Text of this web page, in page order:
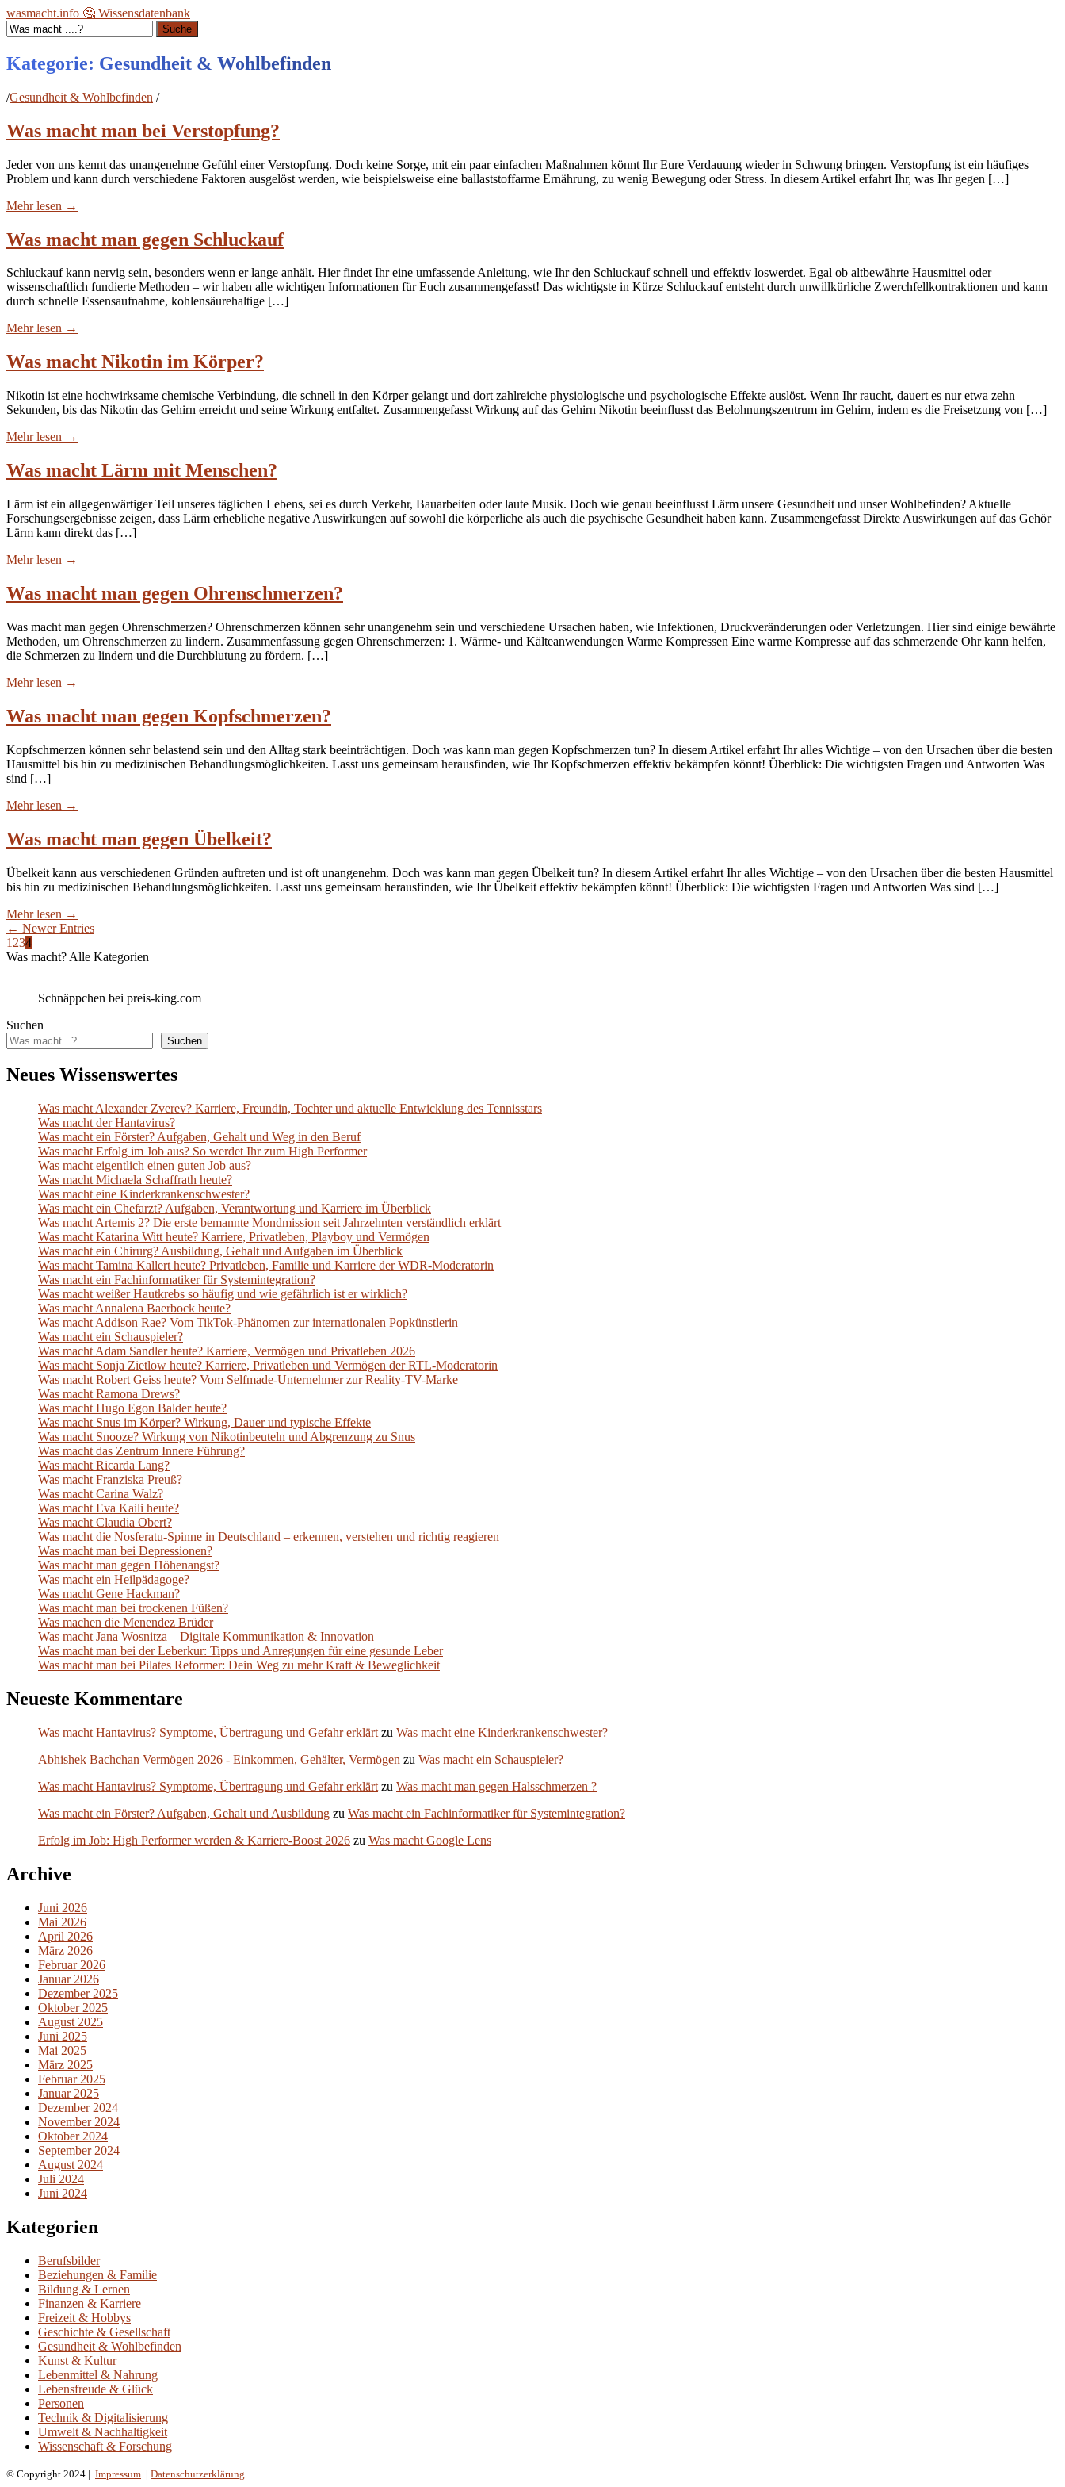
wasmacht.info 🤔 Wissensdatenbank
Suche
Kategorie: Gesundheit & Wohlbefinden
/Gesundheit & Wohlbefinden /
Was macht man bei Verstopfung?
Jeder von uns kennt das unangenehme Gefühl einer Verstopfung. Doch keine Sorge, mit ein paar einfachen Maßnahmen könnt Ihr Eure Verdauung wieder in Schwung bringen. Verstopfung ist ein häufiges
Problem und kann durch verschiedene Faktoren ausgelöst werden, wie beispielsweise eine ballaststoffarme Ernährung, zu wenig Bewegung oder Stress. In diesem Artikel erfahrt Ihr, was Ihr gegen […]
Mehr lesen →
Was macht man gegen Schluckauf
Schluckauf kann nervig sein, besonders wenn er lange anhält. Hier findet Ihr eine umfassende Anleitung, wie Ihr den Schluckauf schnell und effektiv loswerdet. Egal ob altbewährte Hausmittel oder
wissenschaftlich fundierte Methoden – wir haben alle wichtigen Informationen für Euch zusammengefasst! Das wichtigste in Kürze Schluckauf entsteht durch unwillkürliche Zwerchfellkontraktionen und kann
durch schnelle Essensaufnahme, kohlensäurehaltige […]
Mehr lesen →
Was macht Nikotin im Körper?
Nikotin ist eine hochwirksame chemische Verbindung, die schnell in den Körper gelangt und dort zahlreiche physiologische und psychologische Effekte auslöst. Wenn Ihr raucht, dauert es nur etwa zehn
Sekunden, bis das Nikotin das Gehirn erreicht und seine Wirkung entfaltet. Zusammengefasst Wirkung auf das Gehirn Nikotin beeinflusst das Belohnungszentrum im Gehirn, indem es die Freisetzung von […]
Mehr lesen →
Was macht Lärm mit Menschen?
Lärm ist ein allgegenwärtiger Teil unseres täglichen Lebens, sei es durch Verkehr, Bauarbeiten oder laute Musik. Doch wie genau beeinflusst Lärm unsere Gesundheit und unser Wohlbefinden? Aktuelle
Forschungsergebnisse zeigen, dass Lärm erhebliche negative Auswirkungen auf sowohl die körperliche als auch die psychische Gesundheit haben kann. Zusammengefasst Direkte Auswirkungen auf das Gehör
Lärm kann direkt das […]
Mehr lesen →
Was macht man gegen Ohrenschmerzen?
Was macht man gegen Ohrenschmerzen? Ohrenschmerzen können sehr unangenehm sein und verschiedene Ursachen haben, wie Infektionen, Druckveränderungen oder Verletzungen. Hier sind einige bewährte
Methoden, um Ohrenschmerzen zu lindern. Zusammenfassung gegen Ohrenschmerzen: 1. Wärme- und Kälteanwendungen Warme Kompressen Eine warme Kompresse auf das schmerzende Ohr kann helfen,
die Schmerzen zu lindern und die Durchblutung zu fördern. […]
Mehr lesen →
Was macht man gegen Kopfschmerzen?
Kopfschmerzen können sehr belastend sein und den Alltag stark beeinträchtigen. Doch was kann man gegen Kopfschmerzen tun? In diesem Artikel erfahrt Ihr alles Wichtige – von den Ursachen über die besten
Hausmittel bis hin zu medizinischen Behandlungsmöglichkeiten. Lasst uns gemeinsam herausfinden, wie Ihr Kopfschmerzen effektiv bekämpfen könnt! Überblick: Die wichtigsten Fragen und Antworten Was
sind […]
Mehr lesen →
Was macht man gegen Übelkeit?
Übelkeit kann aus verschiedenen Gründen auftreten und ist oft unangenehm. Doch was kann man gegen Übelkeit tun? In diesem Artikel erfahrt Ihr alles Wichtige – von den Ursachen über die besten Hausmittel
bis hin zu medizinischen Behandlungsmöglichkeiten. Lasst uns gemeinsam herausfinden, wie Ihr Übelkeit effektiv bekämpfen könnt! Überblick: Die wichtigsten Fragen und Antworten Was sind […]
Mehr lesen →
← Newer Entries
1 234
Was macht? Alle Kategorien
Schnäppchen bei preis-king.com
Suchen
Suchen
Neues Wissenswertes
Was macht Alexander Zverev? Karriere, Freundin, Tochter und aktuelle Entwicklung des Tennisstars
Was macht der Hantavirus?
Was macht ein Förster? Aufgaben, Gehalt und Weg in den Beruf
Was macht Erfolg im Job aus? So werdet Ihr zum High Performer
Was macht eigentlich einen guten Job aus?
Was macht Michaela Schaffrath heute?
Was macht eine Kinderkrankenschwester?
Was macht ein Chefarzt? Aufgaben, Verantwortung und Karriere im Überblick
Was macht Artemis 2? Die erste bemannte Mondmission seit Jahrzehnten verständlich erklärt
Was macht Katarina Witt heute? Karriere, Privatleben, Playboy und Vermögen
Was macht ein Chirurg? Ausbildung, Gehalt und Aufgaben im Überblick
Was macht Tamina Kallert heute? Privatleben, Familie und Karriere der WDR-Moderatorin
Was macht ein Fachinformatiker für Systemintegration?
Was macht weißer Hautkrebs so häufig und wie gefährlich ist er wirklich?
Was macht Annalena Baerbock heute?
Was macht Addison Rae? Vom TikTok-Phänomen zur internationalen Popkünstlerin
Was macht ein Schauspieler?
Was macht Adam Sandler heute? Karriere, Vermögen und Privatleben 2026
Was macht Sonja Zietlow heute? Karriere, Privatleben und Vermögen der RTL-Moderatorin
Was macht Robert Geiss heute? Vom Selfmade-Unternehmer zur Reality-TV-Marke
Was macht Ramona Drews?
Was macht Hugo Egon Balder heute?
Was macht Snus im Körper? Wirkung, Dauer und typische Effekte
Was macht Snooze? Wirkung von Nikotinbeuteln und Abgrenzung zu Snus
Was macht das Zentrum Innere Führung?
Was macht Ricarda Lang?
Was macht Franziska Preuß?
Was macht Carina Walz?
Was macht Eva Kaili heute?
Was macht Claudia Obert?
Was macht die Nosferatu-Spinne in Deutschland – erkennen, verstehen und richtig reagieren
Was macht man bei Depressionen?
Was macht man gegen Höhenangst?
Was macht ein Heilpädagoge?
Was macht Gene Hackman?
Was macht man bei trockenen Füßen?
Was machen die Menendez Brüder
Was macht Jana Wosnitza – Digitale Kommunikation & Innovation
Was macht man bei der Leberkur: Tipps und Anregungen für eine gesunde Leber
Was macht man bei Pilates Reformer: Dein Weg zu mehr Kraft & Beweglichkeit
Neueste Kommentare
Was macht Hantavirus? Symptome, Übertragung und Gefahr erklärt zu Was macht eine Kinderkrankenschwester?
Abhishek Bachchan Vermögen 2026 - Einkommen, Gehälter, Vermögen zu Was macht ein Schauspieler?
Was macht Hantavirus? Symptome, Übertragung und Gefahr erklärt zu Was macht man gegen Halsschmerzen ?
Was macht ein Förster? Aufgaben, Gehalt und Ausbildung zu Was macht ein Fachinformatiker für Systemintegration?
Erfolg im Job: High Performer werden & Karriere-Boost 2026 zu Was macht Google Lens
Archive
Juni 2026
Mai 2026
April 2026
März 2026
Februar 2026
Januar 2026
Dezember 2025
Oktober 2025
August 2025
Juni 2025
Mai 2025
März 2025
Februar 2025
Januar 2025
Dezember 2024
November 2024
Oktober 2024
September 2024
August 2024
Juli 2024
Juni 2024
Kategorien
Berufsbilder
Beziehungen & Familie
Bildung & Lernen
Finanzen & Karriere
Freizeit & Hobbys
Geschichte & Gesellschaft
Gesundheit & Wohlbefinden
Kunst & Kultur
Lebenmittel & Nahrung
Lebensfreude & Glück
Personen
Technik & Digitalisierung
Umwelt & Nachhaltigkeit
Wissenschaft & Forschung
© Copyright 2024 | Impressum | Datenschutzerklärung